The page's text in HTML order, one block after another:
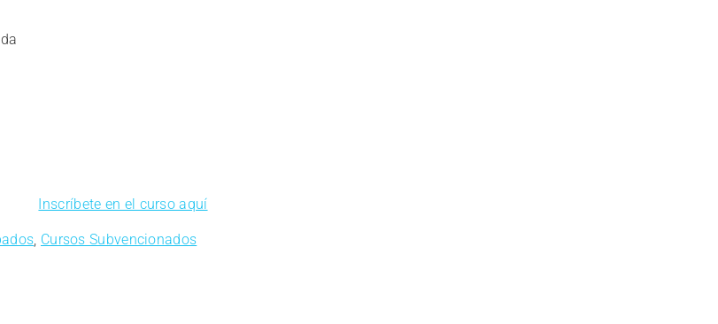
Inscríbete en el curso aquí
, Cursos Subvencionados